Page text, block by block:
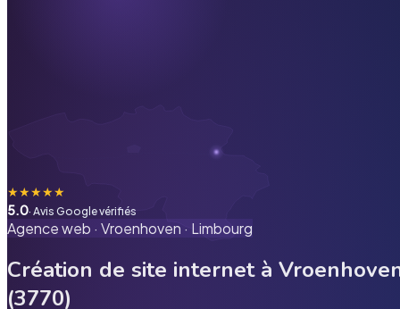
★★★★★
5.0· Avis Google vérifiés
Agence web · Vroenhoven · Limbourg
Création de site internet à
(3770)